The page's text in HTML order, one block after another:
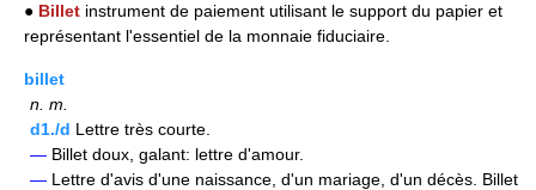
● Billet instrument de paiement utilisant le support du papier et
représentant l'essentiel de la monnaie fiduciaire.
billet
n. m.
d1./d Lettre très courte.
— Billet doux, galant: lettre d'amour.
— Lettre d'avis d'une naissance, d'un mariage, d'un décès. Billet